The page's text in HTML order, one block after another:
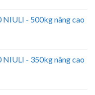
NIULI - 500kg nâng cao
NIULI - 350kg nâng cao